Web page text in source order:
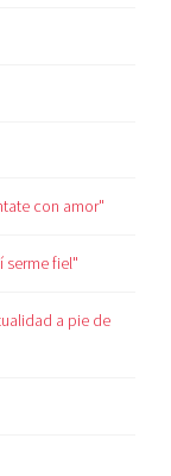
con amor"
serme fiel"
a pie de